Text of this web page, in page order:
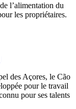
l’alimentation du
les propriétaires.
des Açores, le Cão
pour le travail
pour ses talents